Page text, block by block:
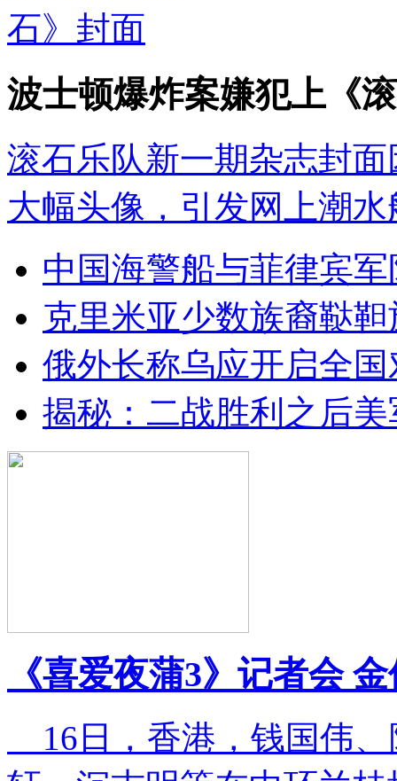
波士顿爆炸案嫌犯上《
滚石乐队新一期杂志封
大幅头像，引发网上潮
中国海警船与菲律宾
克里米亚少数族裔鞑
俄外长称乌应开启全
揭秘：二战胜利之后
《喜爱夜蒲3》记者会
16日，香港，钱国伟